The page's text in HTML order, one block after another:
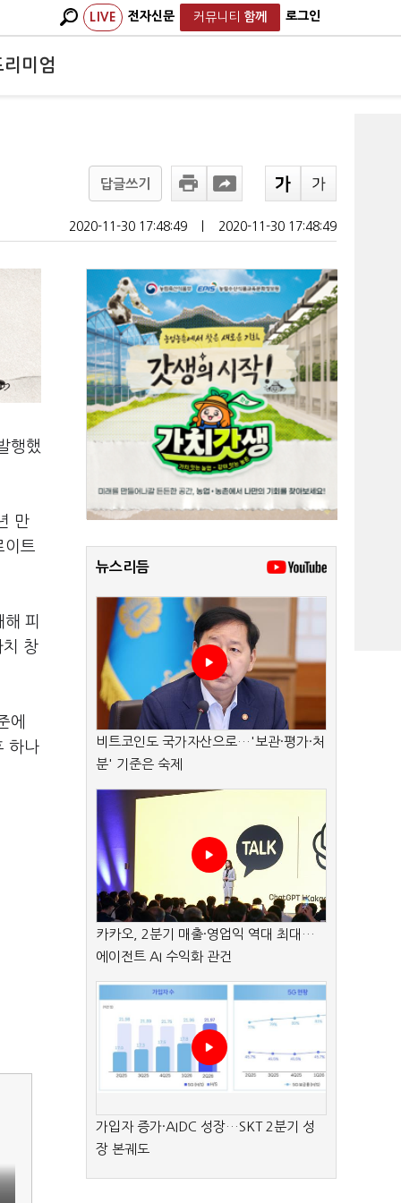
LIVE 전자신문 커뮤니티 함께 로그인
리미엄
답글쓰기
2020-11-30 17:48:49 2020-11-30 17:48:49
행했
만
트
피
창
에
하나
뉴스리듬
비트코인도 국가자산으로…'보관·평가·처
분' 기준은 숙제
카카오, 2분기 매출·영업익 역대 최대…
에이전트 AI 수익화 관건
가입자 증가·AIDC 성장…SKT 2분기 성
장 본궤도